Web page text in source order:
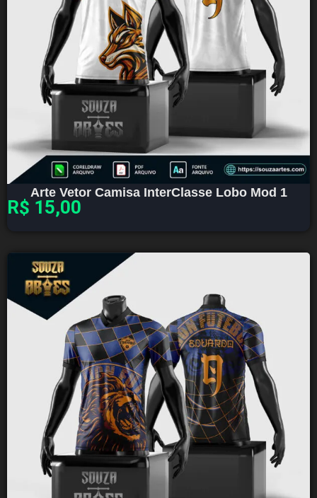
Arte Vetor Camisa InterClasse Lobo Mod 1
R$ 15,00